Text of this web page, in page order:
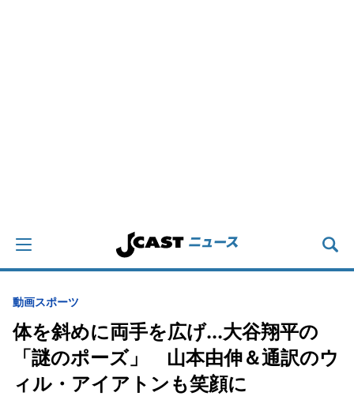
動画スポーツ
体を斜めに両手を広げ...大谷翔平の
「謎のポーズ」 山本由伸＆通訳のウ
ィル・アイアトンも笑顔に